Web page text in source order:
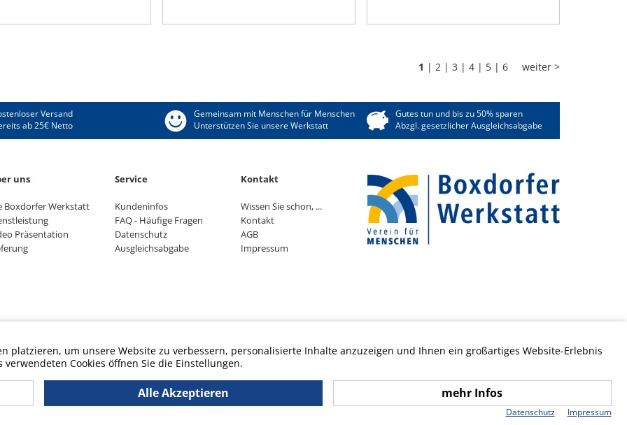
1 | 2 | 3 | 4 | 5 | 6 weiter >
Versand
ab 25€ Netto
Gemeinsam mit Menschen für Menschen
Unterstützen Sie unsere Werkstatt
Gutes tun und bis zu 50% sparen
Abzgl. gesetzlicher Ausgleichsabgabe
uns
Boxdorfer Werkstatt
Präsentation
Service
Kundeninfos
FAQ - Häufige Fragen
Datenschutz
Ausgleichsabgabe
Kontakt
Wissen Sie schon, ...
Kontakt
AGB
Impressum
www.boxdorfer-werkstatt.de
platzieren, um unsere Website zu verbessern, personalisierte Inhalte anzuzeigen und Ihnen ein großartiges Website-Erlebnis
Cookies öffnen Sie die Einstellungen.
Alle Akzeptieren mehr Infos
Datenschutz Impressum